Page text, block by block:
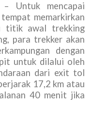
– Untuk mencapai
memarkirkan
titik awal trekking
para trekker akan
dengan
untuk dilalui oleh
dari exit tol
17,2 km atau
40 menit jika